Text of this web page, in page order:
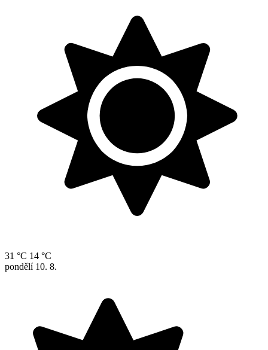
31 °C 14 °C
pondělí 10. 8.